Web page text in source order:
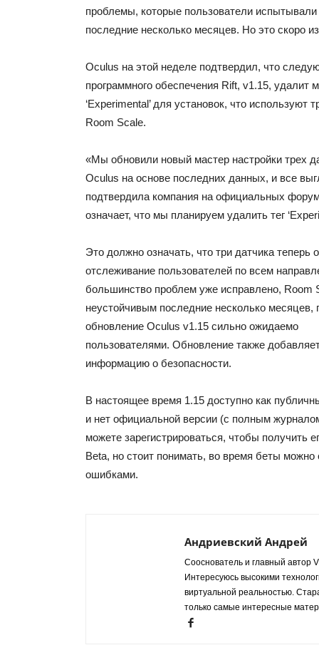
проблемы, которые пользователи испытывали
последние несколько месяцев. Но это скоро
Oculus на этой неделе подтвердил, что
программного обеспечения Rift, v1.15, удалит
‘Experimental’ для установок, что используют
Room Scale.
«Мы обновили новый мастер настройки трех
Oculus на основе последних данных, и все
подтвердила компания на официальных
означает, что мы планируем удалить тег
Это должно означать, что три датчика теперь
отслеживание пользователей по всем
большинство проблем уже исправлено, Room
неустойчивым последние несколько месяцев,
обновление Oculus v1.15 сильно ожидаемо
пользователями. Обновление также
информацию о безопасности.
В настоящее время 1.15 доступно как
и нет официальной версии (с полным
можете зарегистрироваться, чтобы получить
Beta, но стоит понимать, во время беты можно
ошибками.
Андриевский Андрей
Сооснователь и главный автор
Интересуюсь высокими
виртуальной реальностью.
только самые интересные